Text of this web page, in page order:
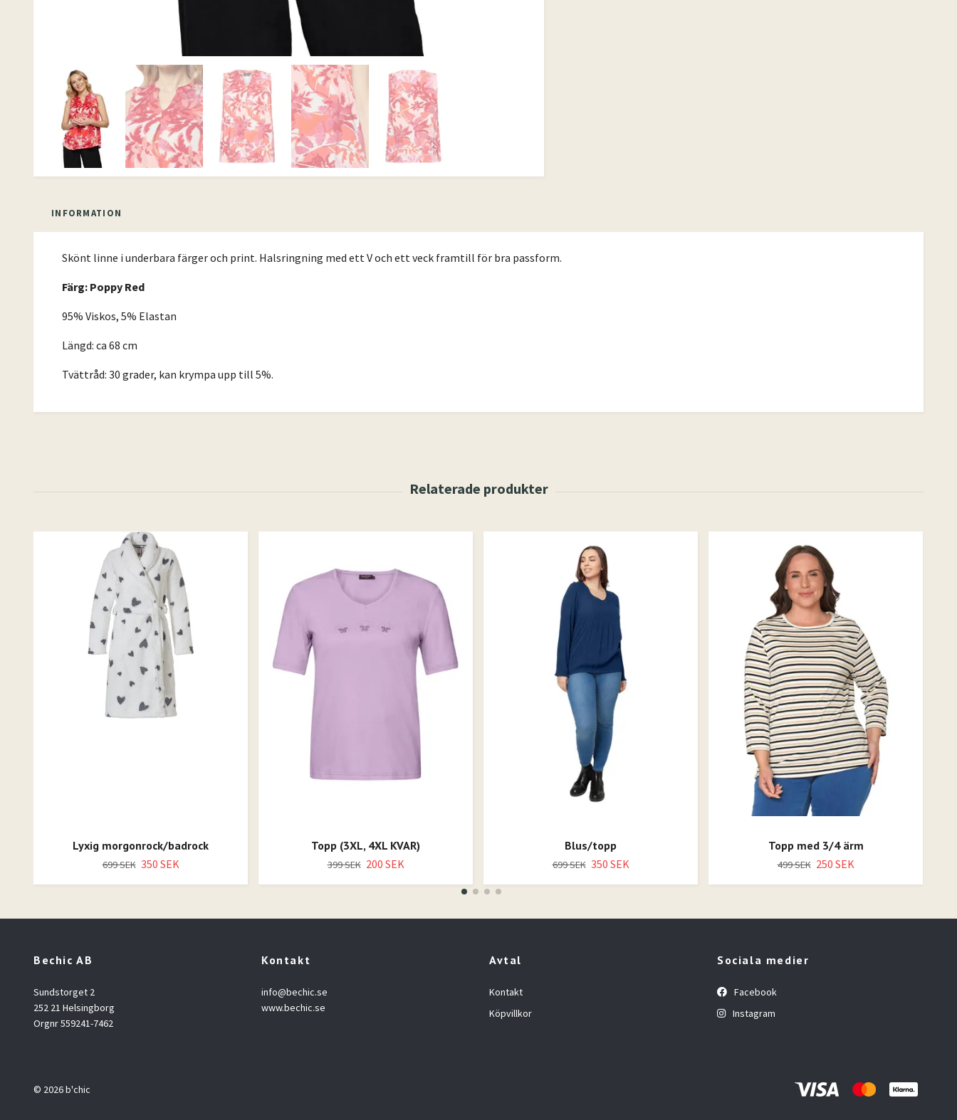
INFORMATION
Skönt linne i underbara färger och print. Halsringning med ett V och ett veck framtill för bra passform.
Färg: Poppy Red
95% Viskos, 5% Elastan
Längd: ca 68 cm
Tvättråd: 30 grader, kan krympa upp till 5%.
Lyxig morgonrock/badrock
699 SEK 350 SEK
Topp (3XL, 4XL KVAR)
399 SEK 200 SEK
Blus/topp
699 SEK 350 SEK
Topp med 3/4 ärm
499 SEK 250 SEK
Bechic AB
Sundstorget 2
252 21 Helsingborg
Orgnr 559241-7462
Kontakt
info@bechic.se
www.bechic.se
Avtal
Kontakt
Köpvillkor
Sociala medier
Facebook
Instagram
© 2026 b'chic